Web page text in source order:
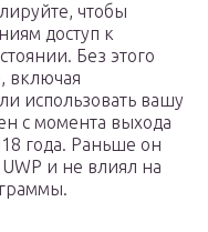
чтобы
доступ к
Без этого
включая
использовать вашу
с момента выхода
года. Раньше он
и не влиял на